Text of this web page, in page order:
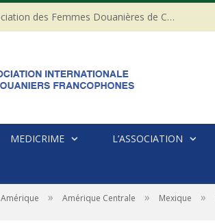
20ème anniversaire de l’Association des Femmes Douanières de Côte d’ivoire
MEDICRIME L’ASSOCIATION
Amérique » Amérique Centrale » Mexique »